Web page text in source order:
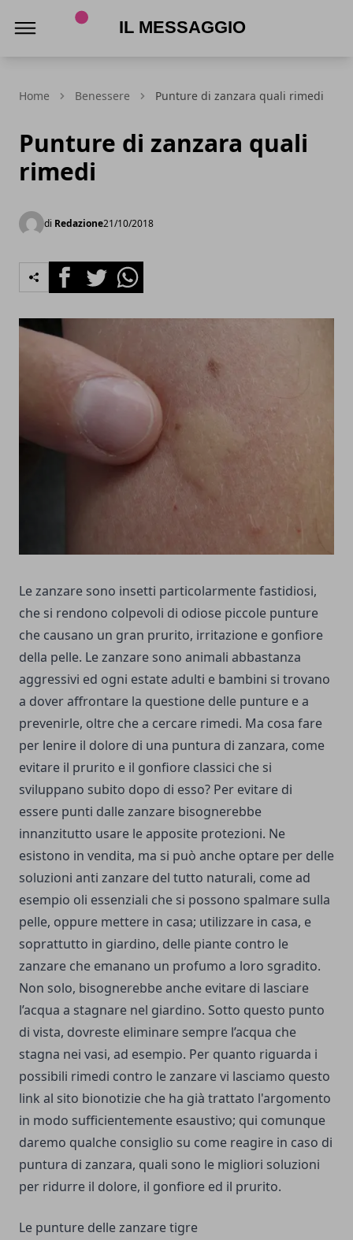
Home Benessere Punture di zanzara quali rimedi
Punture di zanzara quali
rimedi
di Redazione21/10/2018
FacebookTwitterWhatsapp
Le zanzare sono insetti particolarmente fastidiosi,
che si rendono colpevoli di odiose piccole punture
che causano un gran prurito, irritazione e gonfiore
della pelle. Le zanzare sono animali abbastanza
aggressivi ed ogni estate adulti e bambini si trovano
a dover affrontare la questione delle punture e a
prevenirle, oltre che a cercare rimedi. Ma cosa fare
per lenire il dolore di una puntura di zanzara, come
evitare il prurito e il gonfiore classici che si
sviluppano subito dopo di esso? Per evitare di
essere punti dalle zanzare bisognerebbe
innanzitutto usare le apposite protezioni. Ne
esistono in vendita, ma si può anche optare per delle
soluzioni anti zanzare del tutto naturali, come ad
esempio oli essenziali che si possono spalmare sulla
pelle, oppure mettere in casa; utilizzare in casa, e
soprattutto in giardino, delle piante contro le
zanzare che emanano un profumo a loro sgradito.
Non solo, bisognerebbe anche evitare di lasciare
l’acqua a stagnare nel giardino. Sotto questo punto
di vista, dovreste eliminare sempre l’acqua che
stagna nei vasi, ad esempio. Per quanto riguarda i
possibili rimedi contro le zanzare vi lasciamo questo
link al sito bionotizie che ha già trattato l'argomento
in modo sufficientemente esaustivo; qui comunque
daremo qualche consiglio su come reagire in caso di
puntura di zanzara, quali sono le migliori soluzioni
per ridurre il dolore, il gonfiore ed il prurito.
Le punture delle zanzare tigre